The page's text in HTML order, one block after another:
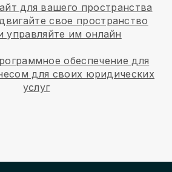
для вашего пространства
свое пространство
управляйте им онлайн
обеспечение для
для своих юридических
услуг